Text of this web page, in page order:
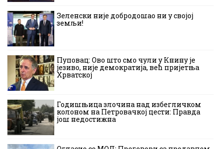
Зеленски није добродошао ни у својој
земљи!
Пуповац: Ово што смо чули у Книну је
језиво, није демократија, већ пријетња
Хрватској
Годишњица злочина над избегличком
колоном на Петровачкој цести: Правда
још недостижна